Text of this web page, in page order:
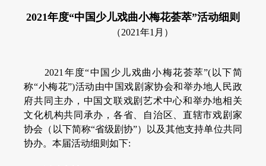
刊物出版
戏剧视频
大事记
2021年度“中国少儿戏曲小梅花荟萃”活动细则
（2021年1月）
2021年度“中国少儿戏曲小梅花荟萃”(以下简
称“小梅花”)活动由中国戏剧家协会和举办地人民政
府共同主办，中国文联戏剧艺术中心和举办地相关
文化机构共同承办，各省、自治区、直辖市戏剧家
协会（以下简称“省级剧协”）以及其他支持单位共同
协办。本届活动细则如下: